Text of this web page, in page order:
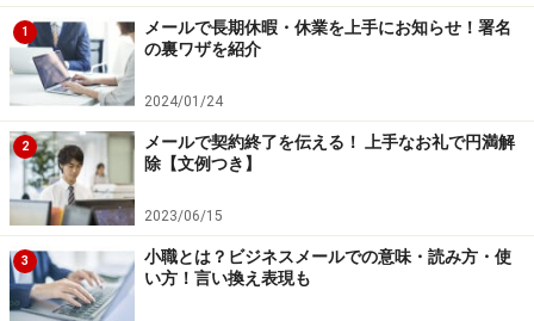
ールでの表現です。書き手が乗り遅れたのは電車でな
く、メールを指しています。自分抜きのやりとりを後か
ら読んで、「遅くなったけれど今から加わります」とい
う意味の前置きや挨拶として使われているようです。
ビジネスメールは必要な相手に必要なメー
ルを
大勢を「CC」に入れたり、全員に返信を繰り返したりす
1
メールで長期休暇・休業を上手にお知らせ！署名
の裏ワザを紹介
2024/01/24
2
メールで契約終了を伝える！ 上手なお礼で円満解
除【文例つき】
2023/06/15
3
小職とは？ビジネスメールでの意味・読み方・使
い方！言い換え表現も